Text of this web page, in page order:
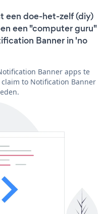
een doe-het-zelf (diy)
een "computer guru"
Banner in 'no
Banner apps te
to Notification Banner